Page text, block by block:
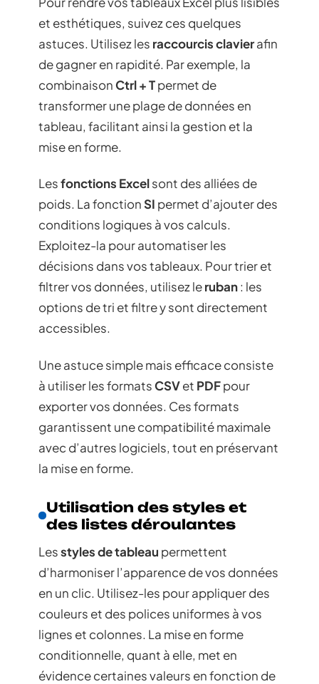
et esthétiques, suivez ces quelques
astuces. Utilisez les raccourcis clavierafin
de gagner en rapidité. Par exemple, la
combinaisonCtrl + Tpermet de
transformer une plage de données en
tableau, facilitant ainsi la gestion et la
mise en forme.
Lesfonctions Excelsont des alliées de
poids. La fonction SI permet d’ajouter des
conditions logiques à vos calculs.
Exploitez-la pour automatiser les
décisions dans vos tableaux. Pour trier et
filtrer vos données, utilisez leruban: les
options de tri et filtre y sont directement
accessibles.
Une astuce simple mais efficace consiste
à utiliser les formatsCSVet PDFpour
exporter vos données. Ces formats
garantissent une compatibilité maximale
avec d’autres logiciels, tout en préservant
la mise en forme.
Utilisation des styles et
des listes déroulantes
Lesstyles de tableau permettent
d’harmoniser l’apparence de vos données
en un clic. Utilisez-les pour appliquer des
couleurs et des polices uniformes à vos
lignes et colonnes. La mise en forme
conditionnelle, quant à elle, met en
évidence certaines valeurs en fonction de